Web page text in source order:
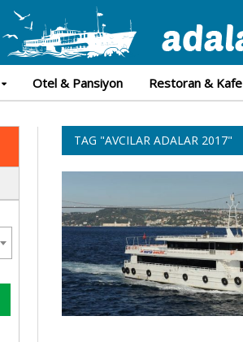
Otel & Pansiyon Restoran & Kafe
TAG "AVCILAR ADALAR 2017"